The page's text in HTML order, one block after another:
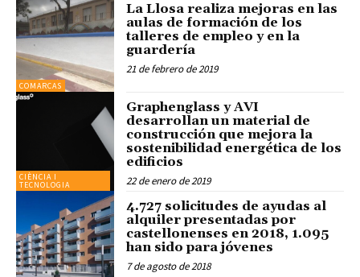
COMARCAS
La Llosa realiza mejoras en las
aulas de formación de los
talleres de empleo y en la
guardería
21 de febrero de 2019
CIÈNCIA I
TECNOLOGIA
Graphenglass y AVI
desarrollan un material de
construcción que mejora la
sostenibilidad energética de los
edificios
22 de enero de 2019
4.727 solicitudes de ayudas al
alquiler presentadas por
castellonenses en 2018, 1.095
han sido para jóvenes
7 de agosto de 2018